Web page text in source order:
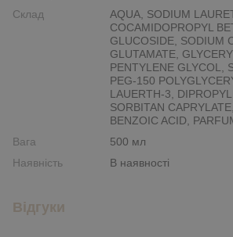
Склад
AQUA, SODIUM
COCAMIDOPROPYL
GLUCOSIDE, SODIUM
GLUTAMATE,
PENTYLENE GLYCOL,
PEG-150
LAUERTH-3,
SORBITAN
BENZOIC ACID,
Вага
500 мл
Наявність
В наявності
Відгуки